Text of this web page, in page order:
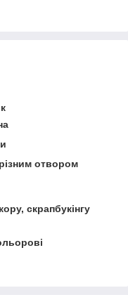
отвором
скрапбукінгу